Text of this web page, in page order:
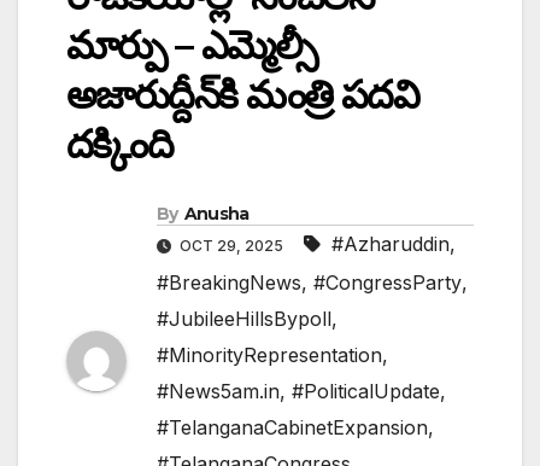
మార్పు – ఎమ్మెల్సీ
అజారుద్దీన్‌కి మంత్రి పదవి
దక్కింది
By Anusha
OCT 29, 2025 #Azharuddin,
#BreakingNews, #CongressParty,
#JubileeHillsBypoll,
#MinorityRepresentation,
#News5am.in, #PoliticalUpdate,
#TelanganaCabinetExpansion,